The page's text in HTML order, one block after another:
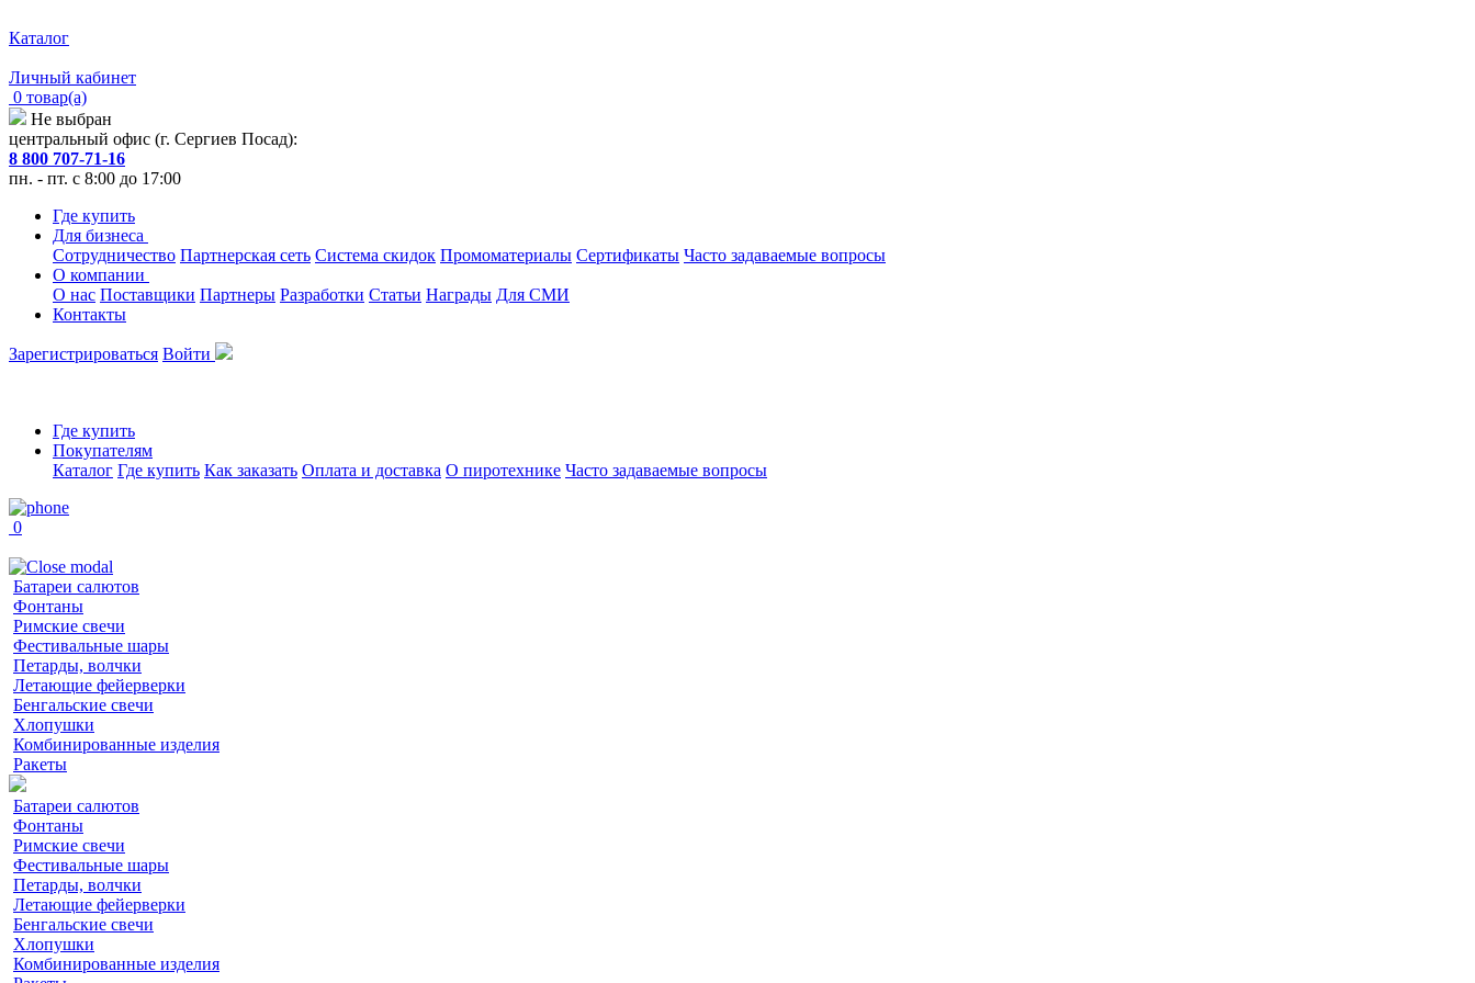
Каталог
Личный кабинет
0 товар(а)
Не выбран
центральный офис (г. Сергиев Посад):
8 800 707-71-16
пн. - пт. с 8:00 до 17:00
Где купить
Для бизнеса
Сотрудничество Партнерская сеть Система скидок Промоматериалы Сертификаты Часто задаваемые вопросы
О компании
О нас Поставщики Партнеры Разработки Статьи Награды Для СМИ
Контакты
Зарегистрироваться Войти
Где купить
Покупателям
Каталог Где купить Как заказать Оплата и доставка О пиротехнике Часто задаваемые вопросы
0
Батареи салютов
Фонтаны
Римские свечи
Фестивальные шары
Петарды, волчки
Летающие фейерверки
Бенгальские свечи
Хлопушки
Комбинированные изделия
Ракеты
Батареи салютов
Фонтаны
Римские свечи
Фестивальные шары
Петарды, волчки
Летающие фейерверки
Бенгальские свечи
Хлопушки
Комбинированные изделия